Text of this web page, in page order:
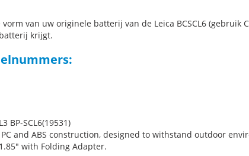
van uw originele batterij van de Leica BCSCL6 (gebruik
krijgt.
BP-SCL6(19531)
and ABS construction, designed to withstand outdoor
with Folding Adapter.